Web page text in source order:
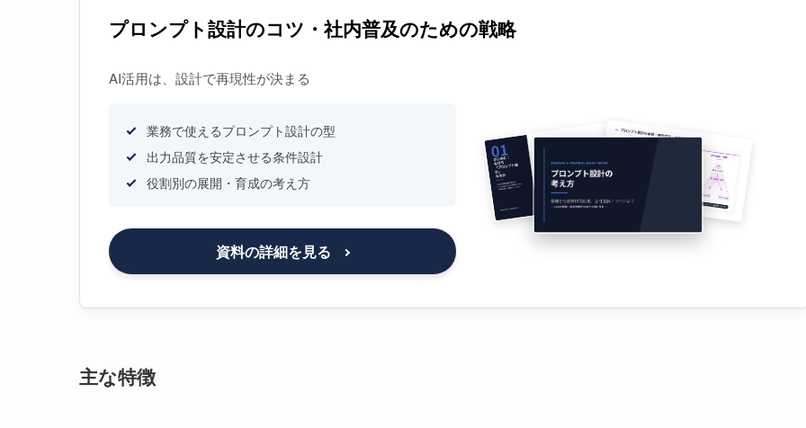
プロンプト設計のコツ・社内普及のための戦略
AI活用は、設計で再現性が決まる
業務で使えるプロンプト設計の型
出力品質を安定させる条件設計
役割別の展開・育成の考え方
資料の詳細を見る
主な特徴